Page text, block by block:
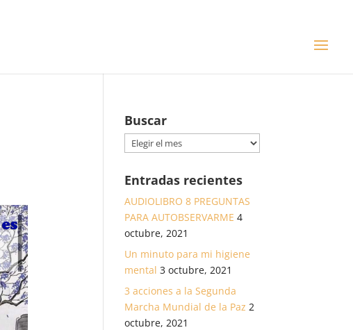
Buscar
Buscar
Entradas recientes
AUDIOLIBRO 8 PREGUNTAS
PARA AUTOBSERVARME 4
octubre, 2021
Un minuto para mi higiene
mental 3 octubre, 2021
3 acciones a la Segunda
Marcha Mundial de la Paz 2
octubre, 2021